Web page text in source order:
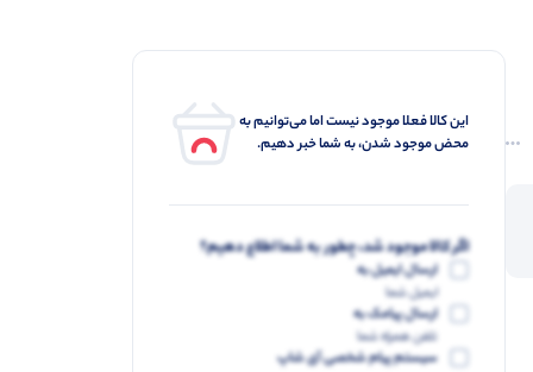
این کالا فعلا موجود نیست اما می‌توانیم به
محض موجود شدن، به شما خبر دهیم.
اگر کالا موجود شد، چطور به شما اطلاع دهیم؟
ارسال ایمیل به
ایمیل شما
ارسال پیامک به
تلفن همراه شما
سیستم پیام شخصی آی شاپ